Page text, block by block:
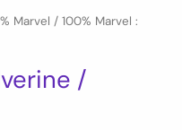
Marvel / 100% Marvel :
/